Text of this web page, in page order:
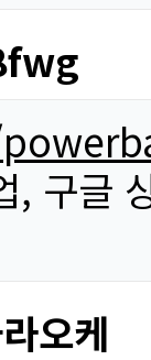
, 구글
오케